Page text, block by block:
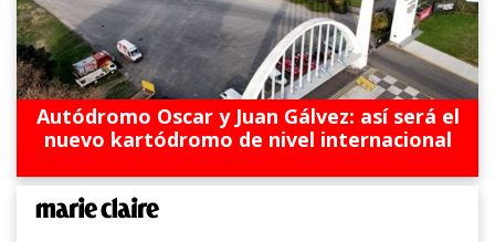
Autódromo Oscar y Juan Gálvez: así será el
nuevo kartódromo de nivel internacional